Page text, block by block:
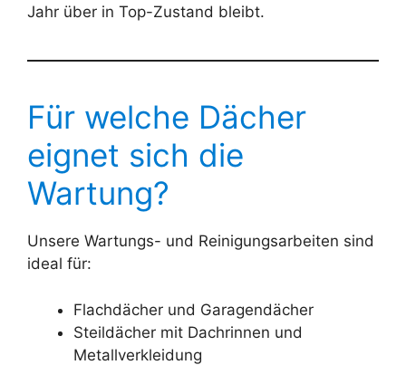
Jahr über in Top-Zustand bleibt.
Für welche Dächer
eignet sich die
Wartung?
Unsere Wartungs- und Reinigungsarbeiten sind
ideal für:
Flachdächer und Garagendächer
Steildächer mit Dachrinnen und
Metallverkleidung